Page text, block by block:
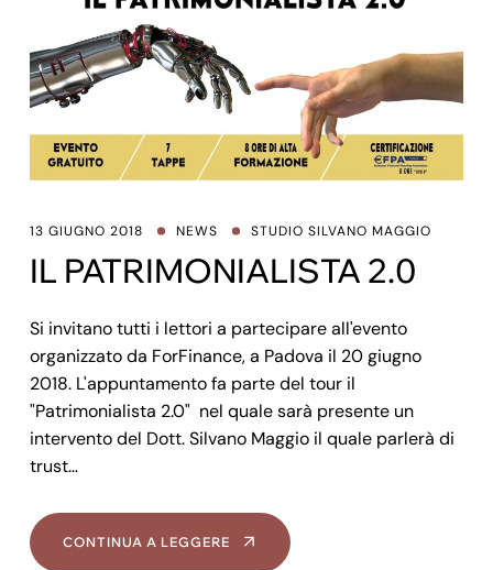
13 GIUGNO 2018 NEWS STUDIO SILVANO MAGGIO
IL PATRIMONIALISTA 2.0
Si invitano tutti i lettori a partecipare all'evento
organizzato da ForFinance, a Padova il 20 giugno
2018. L'appuntamento fa parte del tour il
"Patrimonialista 2.0" nel quale sarà presente un
intervento del Dott. Silvano Maggio il quale parlerà di
trust…
CONTINUA A LEGGERE